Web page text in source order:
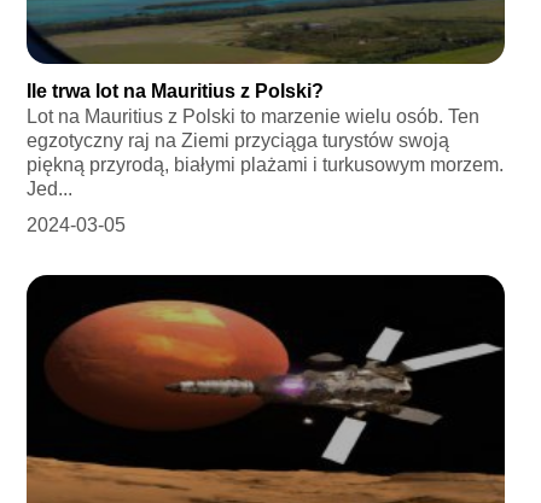
Ile trwa lot na Mauritius z Polski?
Lot na Mauritius z Polski to marzenie wielu osób. Ten
egzotyczny raj na Ziemi przyciąga turystów swoją
piękną przyrodą, białymi plażami i turkusowym morzem.
Jed...
2024-03-05